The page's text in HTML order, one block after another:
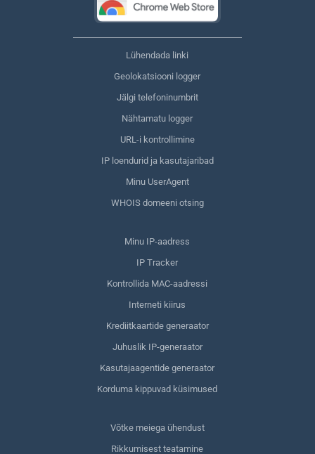
Lühendada linki
Geolokatsiooni logger
Jälgi telefoninumbrit
Nähtamatu logger
URL-i kontrollimine
IP loendurid ja kasutajaribad
Minu UserAgent
WHOIS domeeni otsing
Minu IP-aadress
IP Tracker
Kontrollida MAC-aadressi
Interneti kiirus
Krediitkaartide generaator
Juhuslik IP-generaator
Kasutajaagentide generaator
Korduma kippuvad küsimused
Võtke meiega ühendust
Rikkumisest teatamine